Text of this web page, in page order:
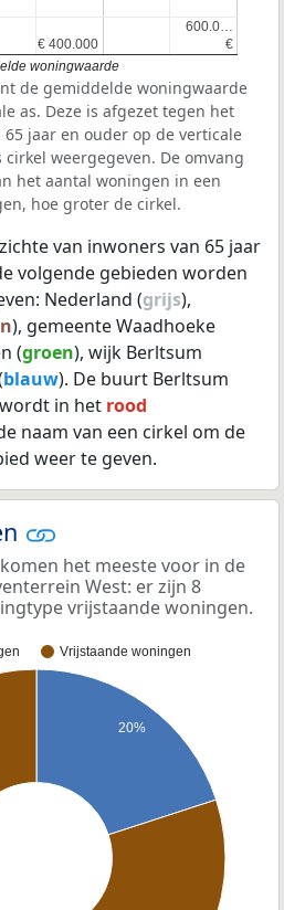
€ 400.000
€ 400.000 €
€
600.0…
600.0…
woningwaarde
de gemiddelde woningwaarde
as. Deze is afgezet tegen het
jaar en ouder op de verticale
weergegeven. De omvang
het aantal woningen in een
hoe groter de cirkel.
van inwoners van 65 jaar
volgende gebieden worden
Nederland (grijs),
), gemeente Waadhoeke
(groen), wijk Berltsum
blauw). De buurt Berltsum
in het rood
naam van een cirkel om de
weer te geven.
het meeste voor in de
West: er zijn 8
vrijstaande woningen.
Vrijstaande woningen
20%